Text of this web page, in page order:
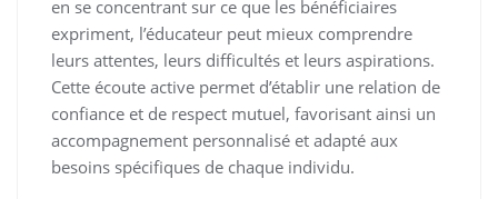
en se concentrant sur ce que les bénéficiaires
expriment, l’éducateur peut mieux comprendre
leurs attentes, leurs difficultés et leurs aspirations.
Cette écoute active permet d’établir une relation de
confiance et de respect mutuel, favorisant ainsi un
accompagnement personnalisé et adapté aux
besoins spécifiques de chaque individu.